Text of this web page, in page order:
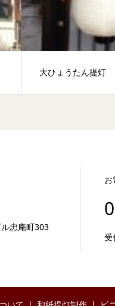
大ひょうたん提灯
忠庵町303